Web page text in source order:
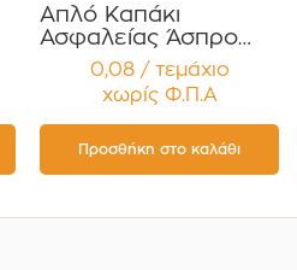
Απλό Καπάκι
Ασφαλείας Άσπρο
PP18 – Τύπου One-
Part Συσκευασία 12
τεμαχίων
0,08 / τεμάχιο
χωρίς Φ.Π.Α
Προσθήκη στο καλάθι